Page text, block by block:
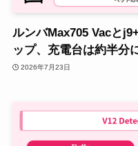
ルンバMax705 Vacと
ップ、充電台は約半分
2026年7月23日